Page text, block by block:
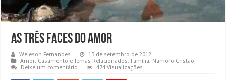
As Três Faces do Amor
Weleson Fernandes
15 de setembro de 2012
Amor, Casamento e Temas Relacionados, Família, Namoro Cristão
Deixe um comentário
474 Visualizações